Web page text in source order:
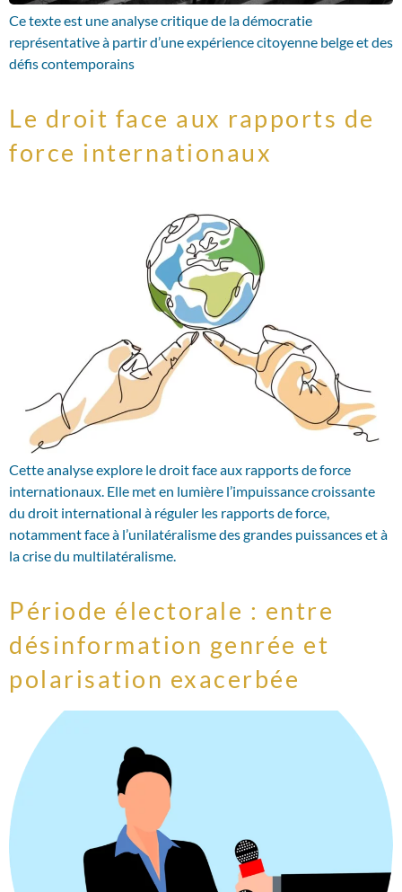
Ce texte est une analyse critique de la démocratie
représentative à partir d’une expérience citoyenne belge et des
défis contemporains
Le droit face aux rapports de
force internationaux
Cette analyse explore le droit face aux rapports de force
internationaux. Elle met en lumière l’impuissance croissante
du droit international à réguler les rapports de force,
notamment face à l’unilatéralisme des grandes puissances et à
la crise du multilatéralisme.
Période électorale : entre
désinformation genrée et
polarisation exacerbée